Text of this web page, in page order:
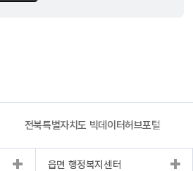
전북특별자치도 빅데이터허브포털
읍면 행정복지센터